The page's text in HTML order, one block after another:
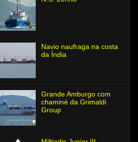
Navio naufraga na costa
da Índia
Grande Amburgo com
chaminé da Grimaldi
Group